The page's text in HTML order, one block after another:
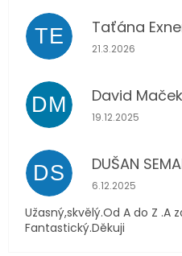
TE Taťána
Hodnocení
21.3.2026
DM David Maček
Hodnocení
19.12.2025
DS DUŠAN
Hodnocení
6.12.2025
Užasný,skvělý.Od A do Z .A
Fantastický.Děkuji